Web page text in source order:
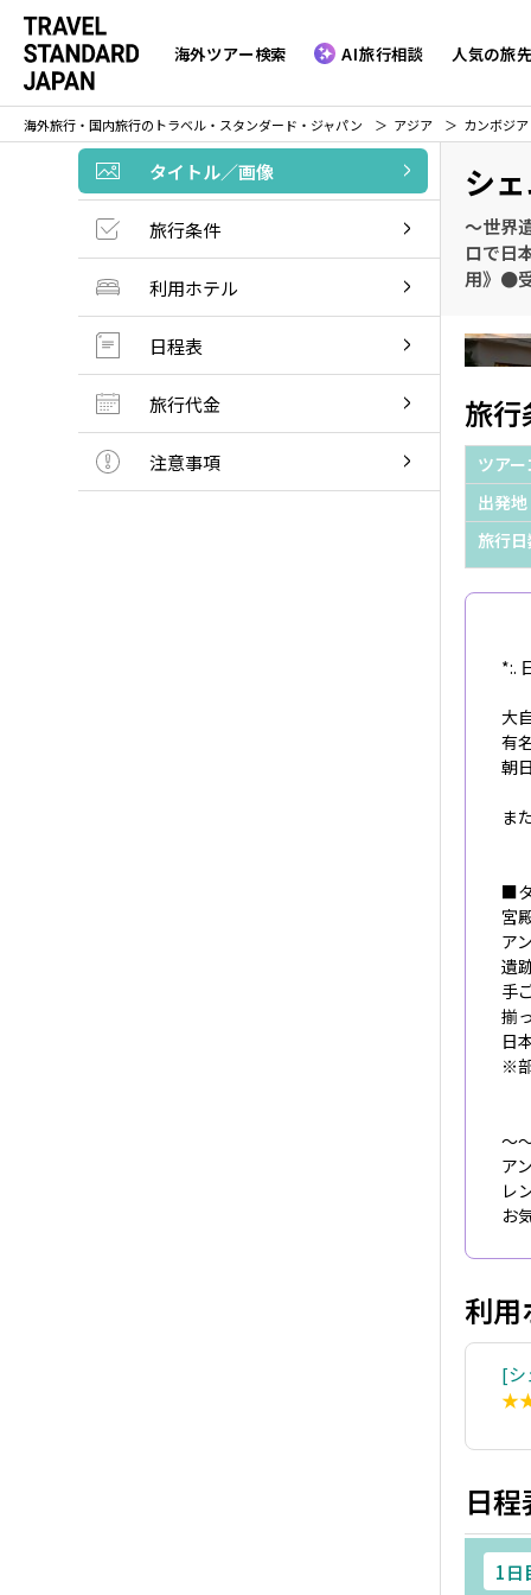
海外ツアー検索 AI旅行相談 人気の旅
海外旅行・国内旅行のトラベル・スタンダード・ジャパン アジア カンボジア
タイトル／画像
旅行条件
利用ホテル
日程表
旅行代金
注意事項
シ
～世界
ロで日
用》●
旅行
ツア
出発地
旅行
*:.
大
有
朝
ま
■
宮
ア
遺
手
揃
日
※
～
ア
レ
お
利用
日程
1日